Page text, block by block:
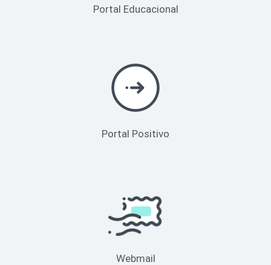
Portal Educacional
Portal Positivo
Webmail